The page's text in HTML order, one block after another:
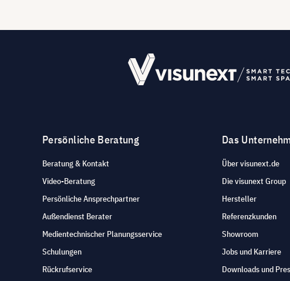
Persönliche Beratung
Beratung & Kontakt
Video-Beratung
Persönliche Ansprechpartner
Außendienst Berater
Medientechnischer Planungsservice
Schulungen
Rückrufservice
Das
Über visunext.de
Die visunext Group
Hersteller
Referenzkunden
Showroom
Jobs und Karriere
Downloads und